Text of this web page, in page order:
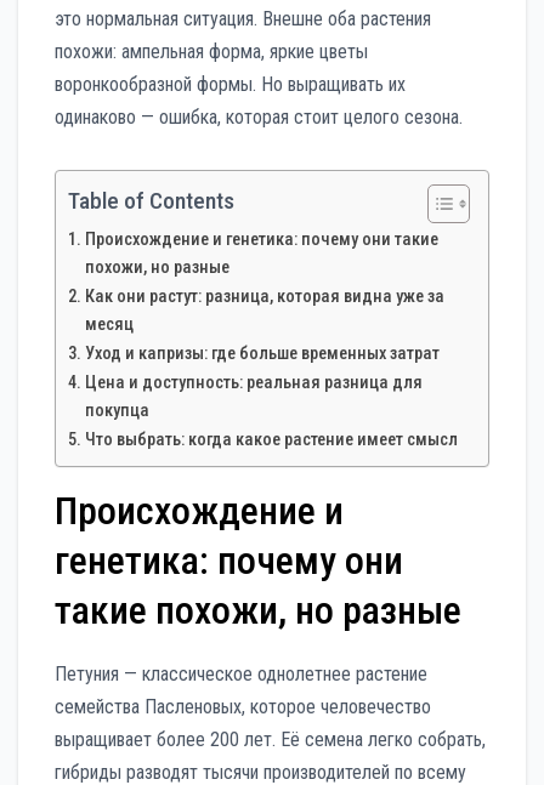
это нормальная ситуация. Внешне оба растения
похожи: ампельная форма, яркие цветы
воронкообразной формы. Но выращивать их
одинаково — ошибка, которая стоит целого сезона.
Table of Contents
Происхождение и генетика: почему они такие
похожи, но разные
Как они растут: разница, которая видна уже за
месяц
Уход и капризы: где больше временных затрат
Цена и доступность: реальная разница для
покупца
Что выбрать: когда какое растение имеет смысл
Происхождение и
генетика: почему они
такие похожи, но разные
Петуния — классическое однолетнее растение
семейства Пасленовых, которое человечество
выращивает более 200 лет. Её семена легко собрать,
гибриды разводят тысячи производителей по всему